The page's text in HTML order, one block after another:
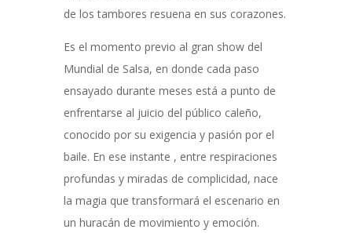
de los tambores resuena en sus corazones.
Es el momento previo al gran show del
Mundial de Salsa, en donde cada paso
ensayado durante meses está a punto de
enfrentarse al juicio del público caleño,
conocido por su exigencia y pasión por el
baile. En ese instante , entre respiraciones
profundas y miradas de complicidad, nace
la magia que transformará el escenario en
un huracán de movimiento y emoción.